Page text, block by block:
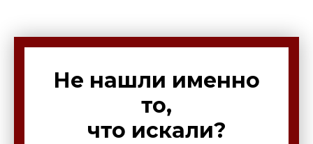
Не нашли именно
то,
что искали?